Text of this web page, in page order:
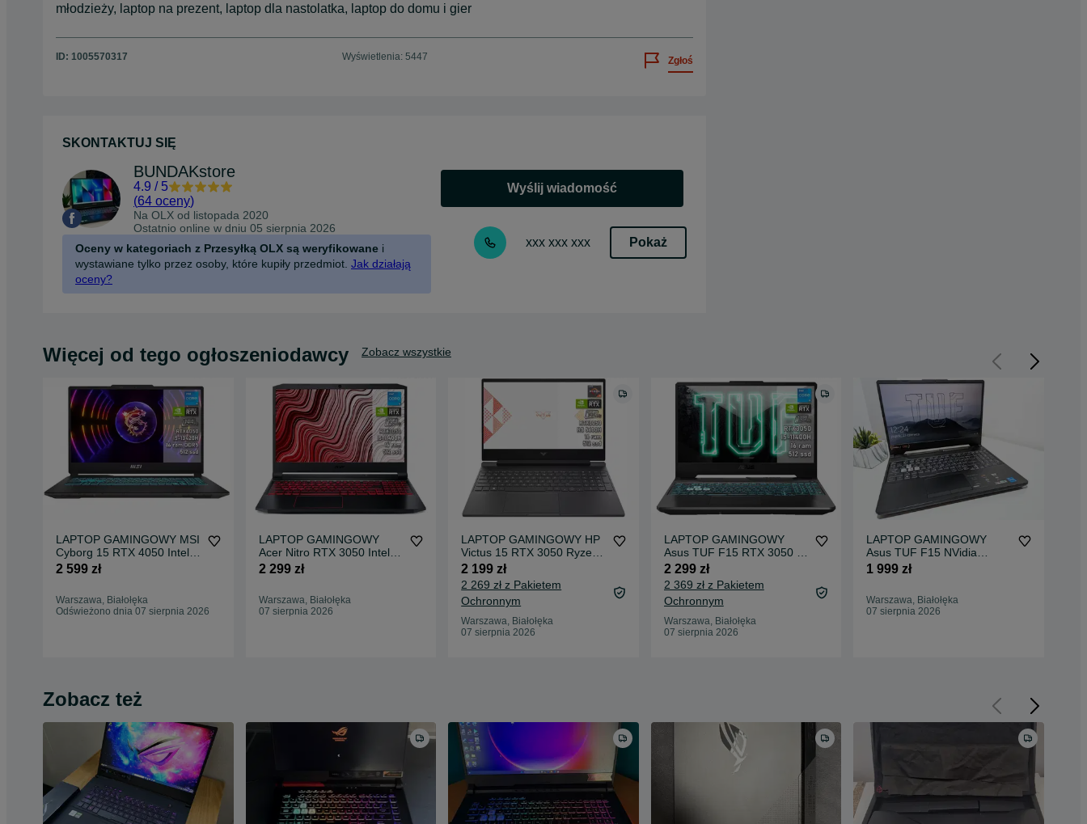
młodzieży, laptop na prezent, laptop dla nastolatka, laptop do domu i gier
ID: 1005570317 Wyświetlenia: 5447 Zgłoś
SKONTAKTUJ SIĘ
BUNDAKstore
4.9 / 5
(64 oceny)
Na OLX od listopada 2020
Ostatnio online w dniu 05 sierpnia 2026
Oceny w kategoriach z Przesyłką OLX są weryfikowane i
wystawiane tylko przez osoby, które kupiły przedmiot. Jak działają
oceny?
Wyślij wiadomość
xxx xxx xxx Pokaż
Więcej od tego ogłoszeniodawcy Zobacz wszystkie
LAPTOP GAMINGOWY MSI
Cyborg 15 RTX 4050 Intel
i5-13420H 144 hz
2 599 zł
Warszawa, Białołęka
Odświeżono dnia 07 sierpnia 2026
LAPTOP GAMINGOWY
Acer Nitro RTX 3050 Intel
i5-11400H 144 hz
2 299 zł
Warszawa, Białołęka
07 sierpnia 2026
LAPTOP GAMINGOWY HP
Victus 15 RTX 3050 Ryzen
5 5600H 144hz
2 199 zł
2 269 zł z Pakietem
Ochronnym
Warszawa, Białołęka
07 sierpnia 2026
LAPTOP GAMINGOWY
Asus TUF F15 RTX 3050 Ti
i5-11400H 144 hz
2 299 zł
2 369 zł z Pakietem
Ochronnym
Warszawa, Białołęka
07 sierpnia 2026
LAPTOP GAMINGOWY
Asus TUF F15 NVidia
GeForce RTX Intel Core
1 999 zł
Warszawa, Białołęka
07 sierpnia 2026
Zobacz też